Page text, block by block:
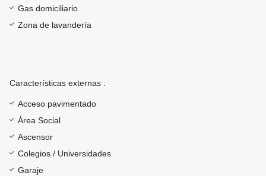
Gas domiciliario
Zona de lavandería
Características externas :
Acceso pavimentado
Área Social
Ascensor
Colegios / Universidades
Garaje